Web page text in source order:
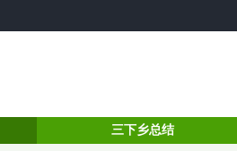
三下乡总结